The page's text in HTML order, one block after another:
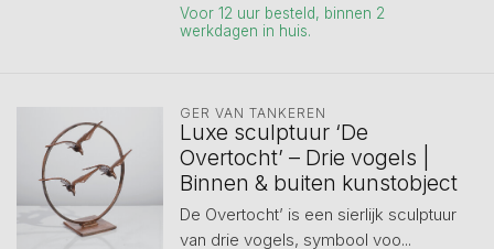
Voor 12 uur besteld, binnen 2
werkdagen in huis.
GER VAN TANKEREN
Luxe sculptuur ‘De
Overtocht’ – Drie vogels |
Binnen & buiten kunstobject
De Overtocht’ is een sierlijk sculptuur
van drie vogels, symbool voo...